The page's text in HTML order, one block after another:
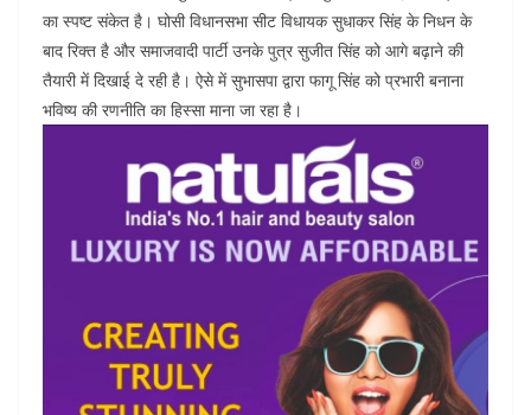
का स्पष्ट संकेत है। घोसी विधानसभा सीट विधायक सुधाकर सिंह के निधन के
बाद रिक्त है और समाजवादी पार्टी उनके पुत्र सुजीत सिंह को आगे बढ़ाने की
तैयारी में दिखाई दे रही है। ऐसे में सुभासपा द्वारा फागू सिंह को प्रभारी बनाना
भविष्य की रणनीति का हिस्सा माना जा रहा है।